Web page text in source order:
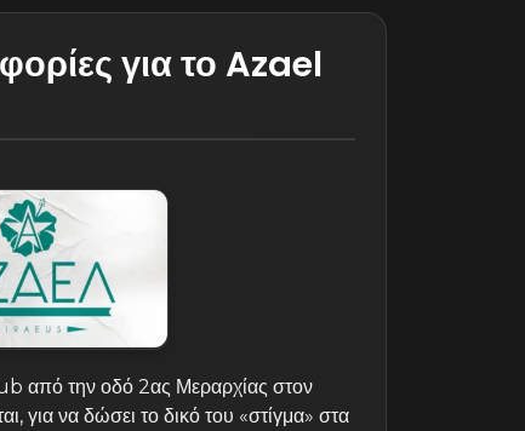
για το Azael
από την οδό 2ας Μεραρχίας στον
για να δώσει το δικό του «στίγμα» στα